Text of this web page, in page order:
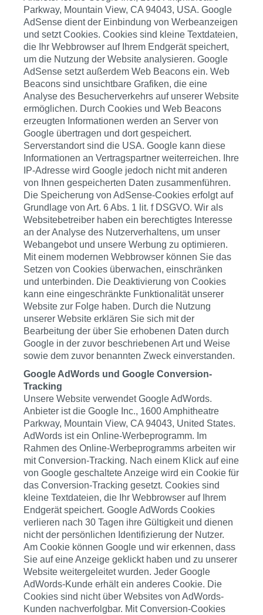
Parkway, Mountain View, CA 94043, USA. Google
AdSense dient der Einbindung von Werbeanzeigen
und setzt Cookies. Cookies sind kleine Textdateien,
die Ihr Webbrowser auf Ihrem Endgerät speichert,
um die Nutzung der Website analysieren. Google
AdSense setzt außerdem Web Beacons ein. Web
Beacons sind unsichtbare Grafiken, die eine
Analyse des Besucherverkehrs auf unserer Website
ermöglichen. Durch Cookies und Web Beacons
erzeugten Informationen werden an Server von
Google übertragen und dort gespeichert.
Serverstandort sind die USA. Google kann diese
Informationen an Vertragspartner weiterreichen. Ihre
IP-Adresse wird Google jedoch nicht mit anderen
von Ihnen gespeicherten Daten zusammenführen.
Die Speicherung von AdSense-Cookies erfolgt auf
Grundlage von Art. 6 Abs. 1 lit. f DSGVO. Wir als
Websitebetreiber haben ein berechtigtes Interesse
an der Analyse des Nutzerverhaltens, um unser
Webangebot und unsere Werbung zu optimieren.
Mit einem modernen Webbrowser können Sie das
Setzen von Cookies überwachen, einschränken
und unterbinden. Die Deaktivierung von Cookies
kann eine eingeschränkte Funktionalität unserer
Website zur Folge haben. Durch die Nutzung
unserer Website erklären Sie sich mit der
Bearbeitung der über Sie erhobenen Daten durch
Google in der zuvor beschriebenen Art und Weise
sowie dem zuvor benannten Zweck einverstanden.
Google AdWords und Google Conversion-
Tracking
Unsere Website verwendet Google AdWords.
Anbieter ist die Google Inc., 1600 Amphitheatre
Parkway, Mountain View, CA 94043, United States.
AdWords ist ein Online-Werbeprogramm. Im
Rahmen des Online-Werbeprogramms arbeiten wir
mit Conversion-Tracking. Nach einem Klick auf eine
von Google geschaltete Anzeige wird ein Cookie für
das Conversion-Tracking gesetzt. Cookies sind
kleine Textdateien, die Ihr Webbrowser auf Ihrem
Endgerät speichert. Google AdWords Cookies
verlieren nach 30 Tagen ihre Gültigkeit und dienen
nicht der persönlichen Identifizierung der Nutzer.
Am Cookie können Google und wir erkennen, dass
Sie auf eine Anzeige geklickt haben und zu unserer
Website weitergeleitet wurden. Jeder Google
AdWords-Kunde erhält ein anderes Cookie. Die
Cookies sind nicht über Websites von AdWords-
Kunden nachverfolgbar. Mit Conversion-Cookies